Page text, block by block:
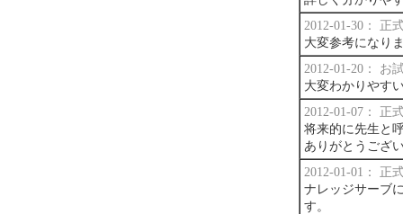
2012-01-30： 正
大変参考になり
2012-01-20： お
大変わかりやす
2012-01-07： 正
将来的に先生と
ありがとうござ
2012-01-01： 正
ナレッジサーブ
す。